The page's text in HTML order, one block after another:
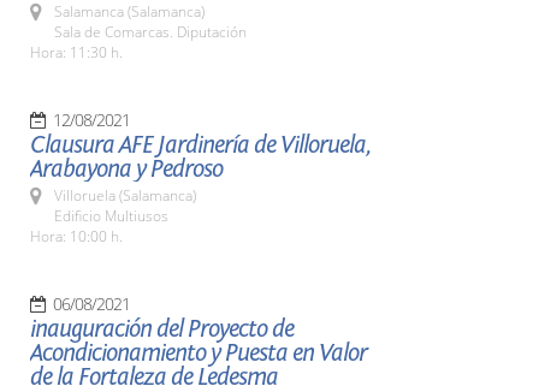
Salamanca (Salamanca)
Sala de Comarcas. Diputación
Hora: 11:30 h.
12/08/2021
Clausura AFE Jardinería de Villoruela,
Arabayona y Pedroso
Villoruela (Salamanca)
Edificio Multiusos
Hora: 10:00 h.
06/08/2021
inauguración del Proyecto de
Acondicionamiento y Puesta en Valor
de la Fortaleza de Ledesma